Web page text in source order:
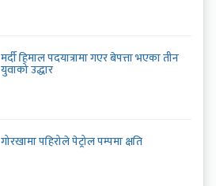
मर्दी हिमाल पदयात्रामा गएर बेपत्ता भएका तीन
युवाको उद्धार
गोरखामा पहिरोले पेट्रोल पम्पमा क्षति